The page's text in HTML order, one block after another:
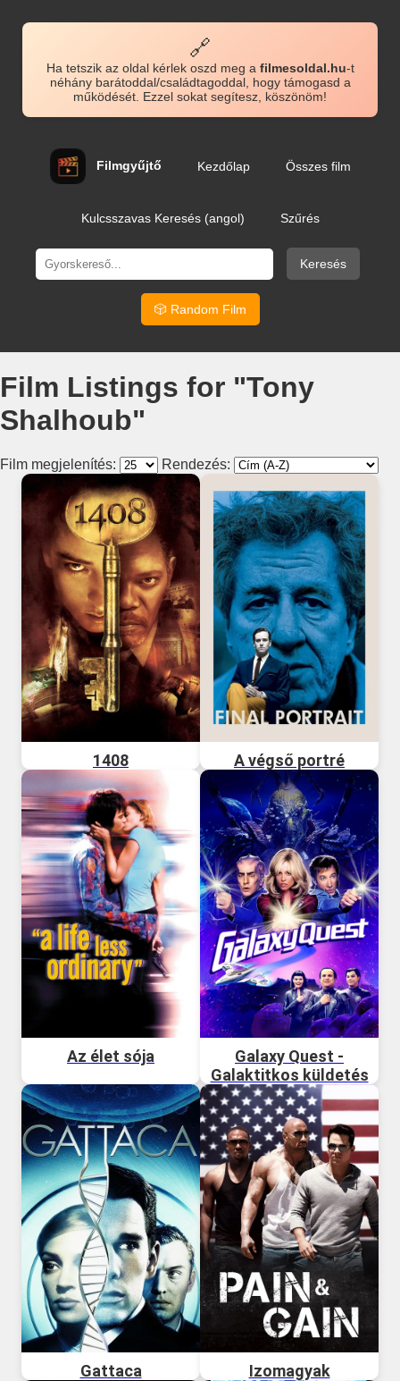
🔗
Ha tetszik az oldal kérlek oszd meg a filmesoldal.hu-t
néhány barátoddal/családtagoddal, hogy támogasd a
működését. Ezzel sokat segítesz, köszönöm!
Filmgyűjtő Kezdőlap Összes film
Kulcsszavas Keresés (angol) Szűrés
Keresés
🎲 Random Film
Film Listings for "Tony
Shalhoub"
Film megjelenítés: Rendezés:
1408 A végső portré
Az élet sója
Galaxy Quest -
Galaktitkos küldetés
Gattaca Izomagyak